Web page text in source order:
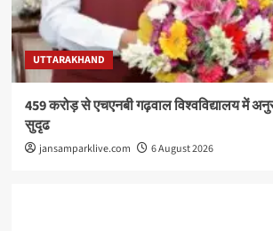
UTTARAKHAND
459 करोड़ से एचएनबी गढ़वाल विश्वविद्यालय में
सुदृढ
jansamparklive.com 6 August 2026